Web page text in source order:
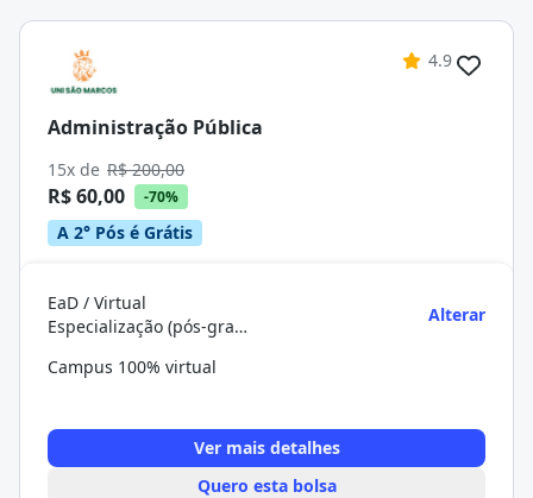
4.9
Administração Pública
15x de R$ 200,00
R$ 60,00 -70%
A 2° Pós é Grátis
EaD / Virtual
Especialização (pós-graduação)
Alterar
Campus 100% virtual
Ver mais detalhes
Quero esta bolsa